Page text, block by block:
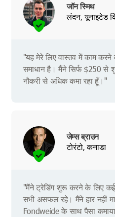
जॉन स्मिथ
लंदन, यूनाइटेड
"यह मेरे लिए वास्तव में काम करने
समाधान है। मैंने सिर्फ $250
नौकरी से अधिक कमा रहा हूँ।"
जेम्स ब्राउन
टोरंटो, कनाडा
"मैंने ट्रेडिंग शुरू करने के लिए
सभी असफल रहे। मैंने हार नहीं
Fondweide के साथ पैसा